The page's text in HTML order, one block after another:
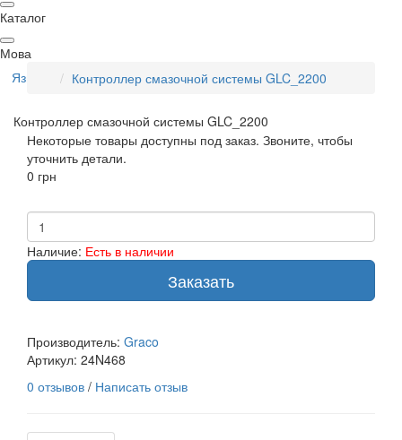
Каталог
Мова
Язык
Контроллер смазочной системы GLC_2200
Контроллер смазочной системы GLC_2200
Некоторые товары доступны под заказ. Звоните, чтобы
уточнить детали.
0 грн
Наличие: Есть в наличии
Заказать
Производитель: Graco
Артикул: 24N468
0 отзывов / Написать отзыв